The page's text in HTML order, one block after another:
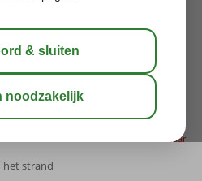
bewaar
het strand